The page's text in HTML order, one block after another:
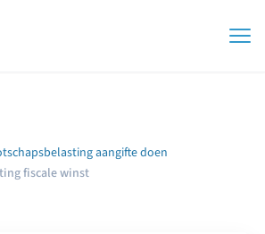
aangifte doen
fiscale winst